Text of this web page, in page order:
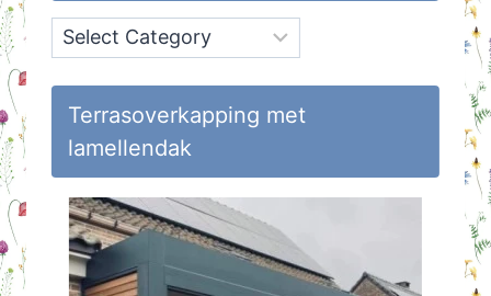
Onderwerpen
op
Huisvlijt
Terrasoverkapping met
lamellendak